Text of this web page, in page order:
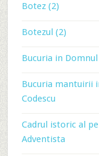
Botez (2)
Botezul (2)
Bucuria in Domnul
Bucuria mantuirii
Codescu
Cadrul istoric al
Adventista